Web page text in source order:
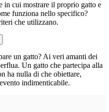
in cui mostrare il proprio gatto e
funziona nello specifico?
che utilizzano.
un gatto? Ai veri amanti dei
Un gatto che partecipa alla
ha nulla di che obiettare,
indimenticabile.